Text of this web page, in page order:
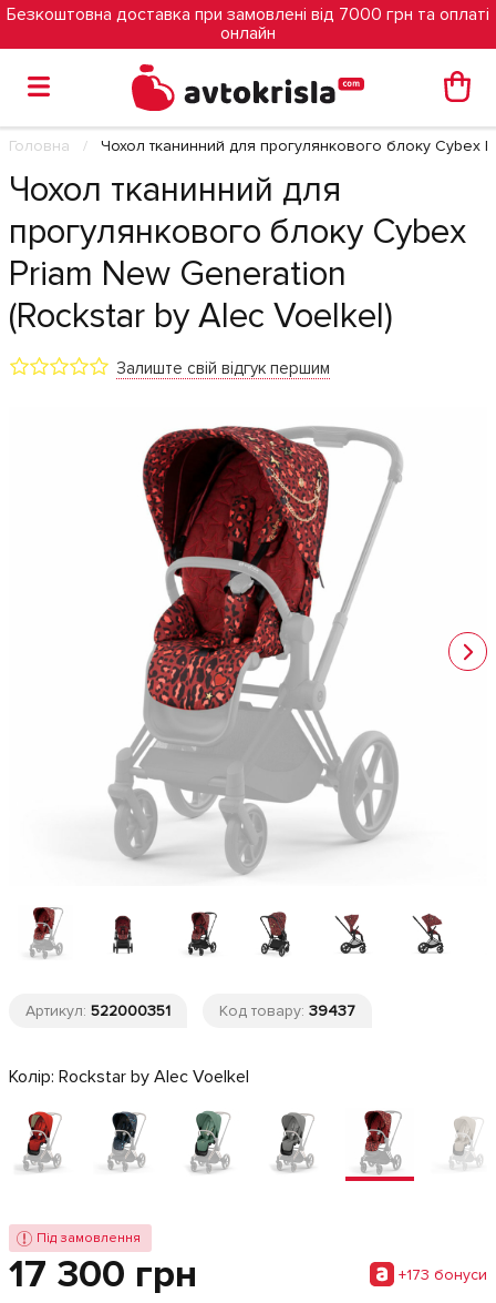
Безкоштовна доставка при замовлені від 7000 грн та оплаті
онлайн
Головна Чохол тканинний для прогулянкового блоку Cybex
Чохол тканинний для
прогулянкового блоку Cybex
Priam New Generation
(Rockstar by Alec Voelkel)
Залиште свій відгук першим
Артикул: 522000351 Код товару: 39437
Колір: Rockstar by Alec Voelkel
Під замовлення
17 300 грн +173 бонуси